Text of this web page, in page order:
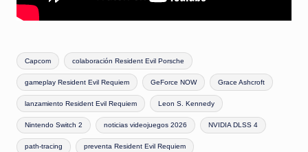
Etiquetas:
Capcom colaboración Resident Evil Porsche
gameplay Resident Evil Requiem GeForce NOW Grace Ashcroft
lanzamiento Resident Evil Requiem Leon S. Kennedy
Nintendo Switch 2 noticias videojuegos 2026 NVIDIA DLSS 4
path-tracing preventa Resident Evil Requiem